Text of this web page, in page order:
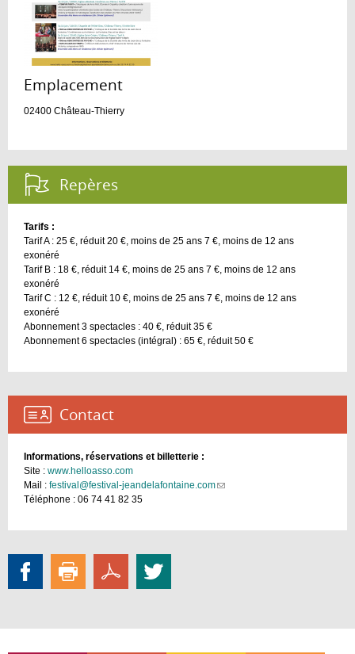
Emplacement :
02400 Château-Thierry
Repères :
Tarifs :
Tarif A : 25 €, réduit 20 €, moins de 25 ans 7 €, moins de 12 ans
exonéré
Tarif B : 18 €, réduit 14 €, moins de 25 ans 7 €, moins de 12 ans
exonéré
Tarif C : 12 €, réduit 10 €, moins de 25 ans 7 €, moins de 12 ans
exonéré
Abonnement 3 spectacles : 40 €, réduit 35 €
Abonnement 6 spectacles (intégral) : 65 €, réduit 50 €
Contact :
Informations, réservations et billetterie :
Site : www.helloasso.com
Mail : festival@festival-jeandelafontaine.com(link
Téléphone : 06 74 41 82 35